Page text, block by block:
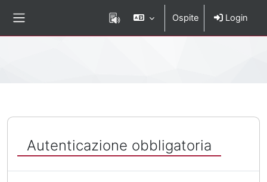
Ospite Login
Autenticazione obbligatoria